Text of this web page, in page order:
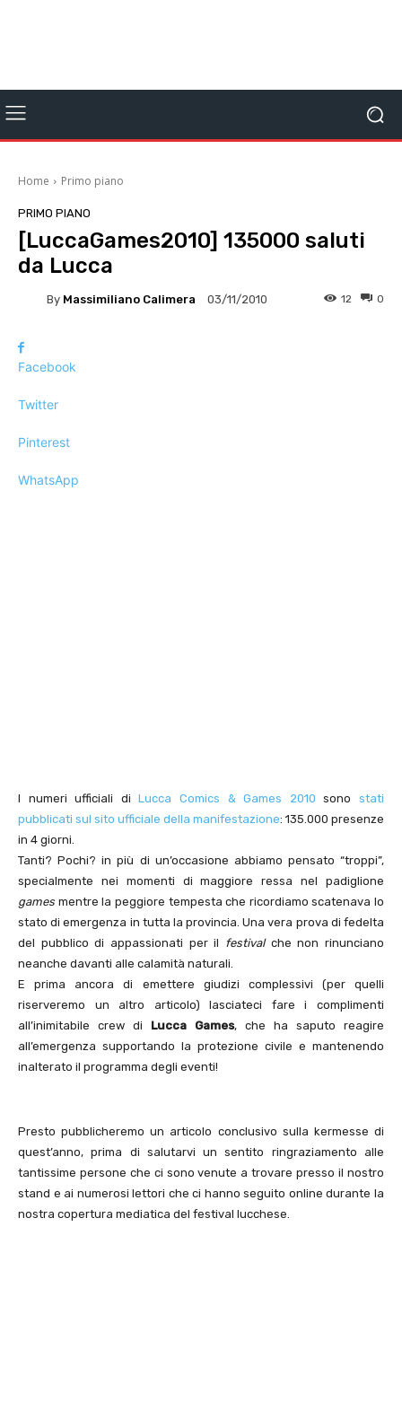
Home Primo piano
PRIMO PIANO
[LuccaGames2010] 135000 saluti
da Lucca
By Massimiliano Calimera 03/11/2010 0
12
Facebook
Twitter
Pinterest
WhatsApp
I numeri ufficiali diLucca Comics & Games 2010 sonostati
pubblicati sul sito ufficiale della manifestazione: 135.000 presenze
in 4 giorni.
Tanti? Pochi? in più di un’occasione abbiamo pensato “troppi”,
specialmente nei momenti di maggiore ressa nel padiglione
games mentre la peggiore tempesta che ricordiamo scatenava lo
stato di emergenza in tutta la provincia. Una vera prova di fedelta
del pubblico di appassionati per il festival che non rinunciano
neanche davanti alle calamità naturali.
E prima ancora di emettere giudizi complessivi (per quelli
riserveremo un altro articolo) lasciateci fare i complimenti
all’inimitabile crew di Lucca Games, che ha saputo reagire
all’emergenza supportando la protezione civile e mantenendo
inalterato il programma degli eventi!
Presto pubblicheremo un articolo conclusivo sulla kermesse di
quest’anno, prima di salutarvi un sentito ringraziamento alle
tantissime persone che ci sono venute a trovare presso il nostro
stand e ai numerosi lettori che ci hanno seguito online durante la
nostra copertura mediatica del festival lucchese.